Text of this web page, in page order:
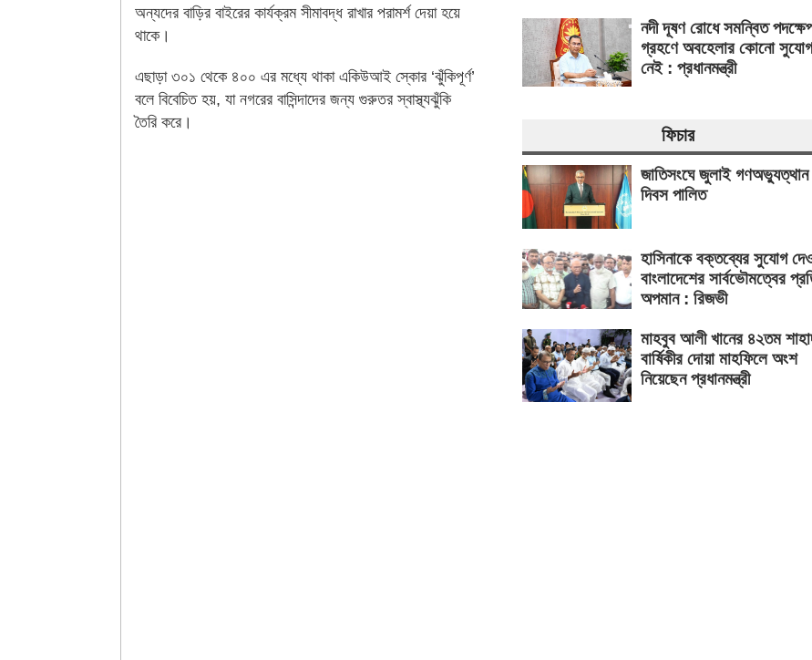
অন্যদের বাড়ির বাইরের কার্যক্রম সীমাবদ্ধ রাখার পরামর্শ দেয়া হয়ে
থাকে।
এছাড়া ৩০১ থেকে ৪০০ এর মধ্যে থাকা একিউআই স্কোর ‘ঝুঁকিপূর্ণ’
বলে বিবেচিত হয়, যা নগরের বাসিন্দাদের জন্য গুরুতর স্বাস্থ্যঝুঁকি
তৈরি করে।
নদী দূষণ রোধে সমন্বিত
গ্রহণে অবহেলার কোনো সুযোগ
নেই : প্রধানমন্ত্রী
ফিচার
জাতিসংঘে জুলাই গণঅভ্যুত্থান
দিবস পালিত
হাসিনাকে বক্তব্যের সুযোগ
বাংলাদেশের সার্বভৌমত্বের
অপমান : রিজভী
মাহবুব আলী খানের ৪২তম
বার্ষিকীর দোয়া মাহফিলে অংশ
নিয়েছেন প্রধানমন্ত্রী